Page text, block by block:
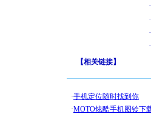
·
·
·
·
【相关链接】